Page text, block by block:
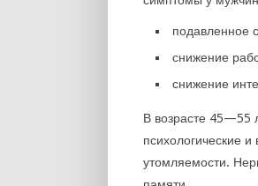
подавленное
снижение
снижение
В возрасте 45—55
психологические
утомляемости.